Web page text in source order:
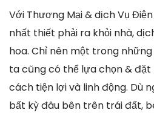
Với Thương Mại & dịch Vụ
nhất thiết phải ra khỏi nhà,
hoa. Chỉ nên một trong
ta cũng có thể lựa chọn &
cách tiện lợi và linh động. Dù
bất kỳ đâu bên trên trái đất,